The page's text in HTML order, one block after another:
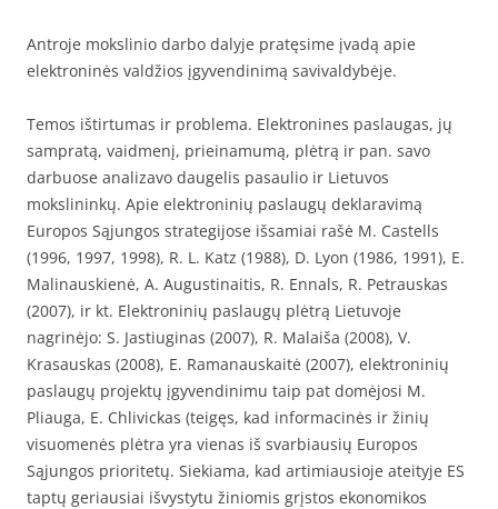
Antroje mokslinio darbo dalyje pratęsime įvadą apie
elektroninės valdžios įgyvendinimą savivaldybėje.
Temos ištirtumas ir problema. Elektronines paslaugas, jų
sampratą, vaidmenį, prieinamumą, plėtrą ir pan. savo
darbuose analizavo daugelis pasaulio ir Lietuvos
mokslininkų. Apie elektroninių paslaugų deklaravimą
Europos Sąjungos strategijose išsamiai rašė M. Castells
(1996, 1997, 1998), R. L. Katz (1988), D. Lyon (1986, 1991), E.
Malinauskienė, A. Augustinaitis, R. Ennals, R. Petrauskas
(2007), ir kt. Elektroninių paslaugų plėtrą Lietuvoje
nagrinėjo: S. Jastiuginas (2007), R. Malaiša (2008), V.
Krasauskas (2008), E. Ramanauskaitė (2007), elektroninių
paslaugų projektų įgyvendinimu taip pat domėjosi M.
Pliauga, E. Chlivickas (teigęs, kad informacinės ir žinių
visuomenės plėtra yra vienas iš svarbiausių Europos
Sąjungos prioritetų. Siekiama, kad artimiausioje ateityje ES
taptų geriausiai išvystytu žiniomis grįstos ekonomikos